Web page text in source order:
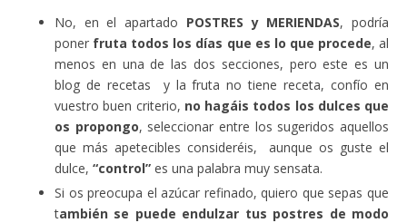
No, en el apartado POSTRES y MERIENDAS, podría
poner fruta todos los días que es lo que procede, al
menos en una de las dos secciones, pero este es un
blog de recetas y la fruta no tiene receta, confío en
vuestro buen criterio, no hagáis todos los dulces que
os propongo, seleccionar entre los sugeridos aquellos
que más apetecibles consideréis, aunque os guste el
dulce, “control” es una palabra muy sensata.
Si os preocupa el azúcar refinado, quiero que sepas que
también se puede endulzar tus postres de modo